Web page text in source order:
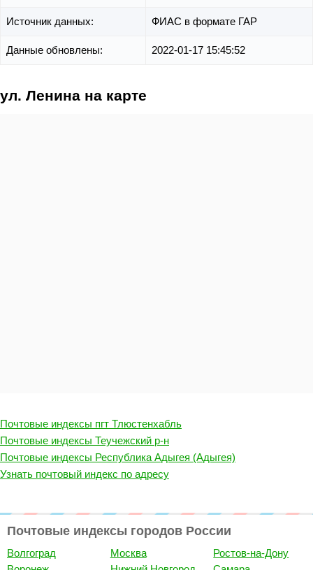
Источник данных: ФИАС в формате ГАР
Данные обновлены: 2022-01-17 15:45:52
ул. Ленина на карте
Почтовые индексы пгт Тлюстенхабль
Почтовые индексы Теучежский р-н
Почтовые индексы Республика Адыгея (Адыгея)
Узнать почтовый индекс по адресу
Почтовые индексы городов России
Волгоград
Москва
Ростов-на-Дону